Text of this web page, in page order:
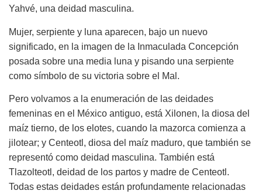
Yahvé, una deidad masculina.
Mujer, serpiente y luna aparecen, bajo un nuevo
significado, en la imagen de la Inmaculada Concepción
posada sobre una media luna y pisando una serpiente
como símbolo de su victoria sobre el Mal.
Pero volvamos a la enumeración de las deidades
femeninas en el México antiguo, está Xilonen, la diosa del
maíz tierno, de los elotes, cuando la mazorca comienza a
jilotear; y Centeotl, diosa del maíz maduro, que también se
representó como deidad masculina. También está
Tlazolteotl, deidad de los partos y madre de Centeotl.
Todas estas deidades están profundamente relacionadas